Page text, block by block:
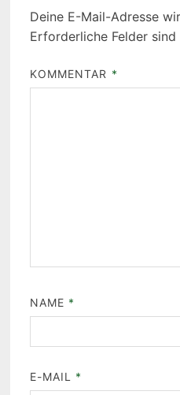
Deine E-Mail-Adresse
Erforderliche Felder sind
KOMMENTAR *
NAME *
E-MAIL *